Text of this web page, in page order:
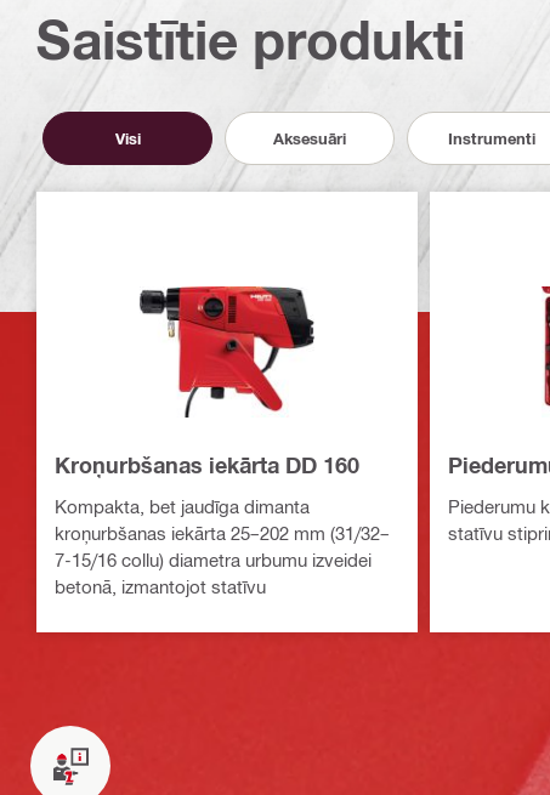
Saistītie produkti
Visi Aksesuāri Instrumenti
Kroņurbšanas iekārta DD 160
Kompakta, bet jaudīga dimanta
kroņurbšanas iekārta 25–202 mm (31/32–
7-15/16 collu) diametra urbumu izveidei
betonā, izmantojot statīvu
Piederumu
statīvu